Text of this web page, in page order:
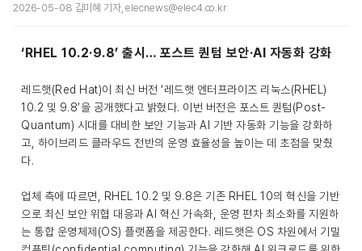
2026-05-08 김미혜 기자, elecnews@elec4.co.kr
‘RHEL 10.2·9.8’ 출시… 포스트 퀀텀 보안·AI 자동화 강화
레드햇(Red Hat)이 최신 버전 ‘레드햇 엔터프라이즈 리눅스(RHEL)
10.2 및 9.8’을 공개했다고 밝혔다. 이번 버전은 포스트 퀀텀(Post-
Quantum) 시대를 대비한 보안 기능과 AI 기반 자동화 기능을 강화하
고, 하이브리드 클라우드 전반의 운영 효율성을 높이는 데 초점을 맞췄
다.
업체 측에 따르면, RHEL 10.2 및 9.8은 기존 RHEL 10의 혁신을 기반
으로 최신 보안 위협 대응과 AI 혁신 가속화, 운영 편차 최소화를 지원하
는 통합 운영체제(OS) 플랫폼을 제공한다. 레드햇은 OS 차원에서 기밀